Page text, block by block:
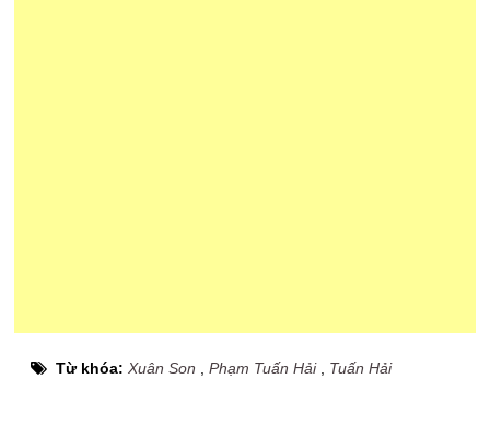
Từ khóa: Xuân Son ,Phạm Tuấn Hải, Tuấn Hải